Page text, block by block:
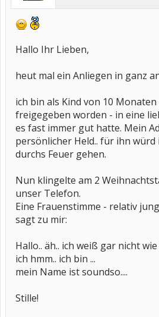
Hallo Ihr Lieben,
heut mal ein Anliegen in ganz
ich bin als Kind von 10
freigegeben worden - in eine
es fast immer gut hatte. Mein
persönlicher Held.. für ihn
durchs Feuer gehen.
Nun klingelte am 2
unser Telefon.
Eine Frauenstimme - relativ
sagt zu mir:
Hallo.. äh.. ich weiß gar nicht
ich hmm.. ich bin ...
mein Name ist soundso....
Stille!